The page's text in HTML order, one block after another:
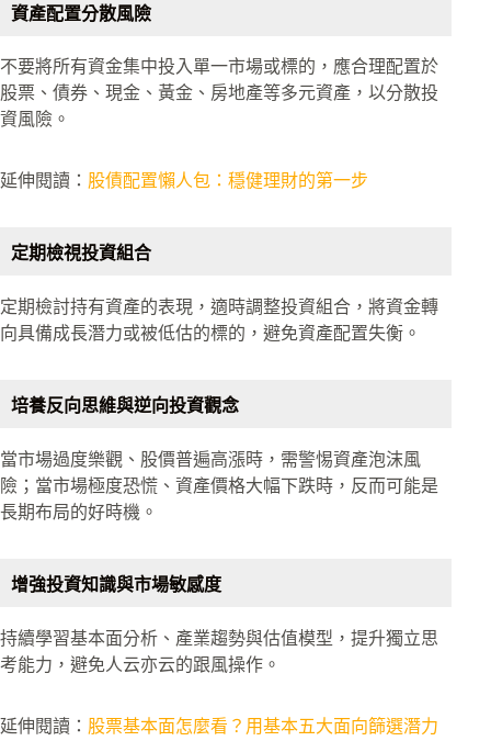
資產配置分散風險
不要將所有資金集中投入單一市場或標的，應合理配置於
股票、債券、現金、黃金、房地產等多元資產，以分散投
資風險。
延伸閱讀： 股債配置懶人包：穩健理財的第一步
定期檢視投資組合
定期檢討持有資產的表現，適時調整投資組合，將資金轉
向具備成長潛力或被低估的標的，避免資產配置失衡。
培養反向思維與逆向投資觀念
當市場過度樂觀、股價普遍高漲時，需警惕資產泡沫風
險；當市場極度恐慌、資產價格大幅下跌時，反而可能是
長期布局的好時機。
增強投資知識與市場敏感度
持續學習基本面分析、產業趨勢與估值模型，提升獨立思
考能力，避免人云亦云的跟風操作。
延伸閱讀： 股票基本面怎麼看？用基本五大面向篩選潛力